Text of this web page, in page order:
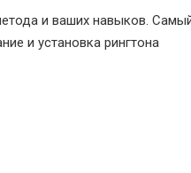
и ваших навыков.
и установка рингтона